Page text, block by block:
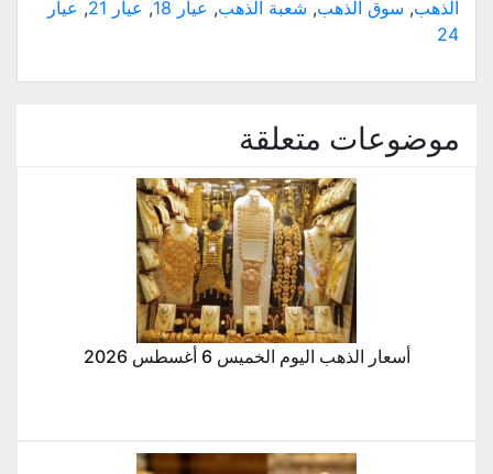
الذهب, سوق الذهب, شعبة الذهب, عيار 18 , عيار 21 , عيار
24
موضوعات متعلقة
أسعار الذهب اليوم الخميس 6 أغسطس 2026